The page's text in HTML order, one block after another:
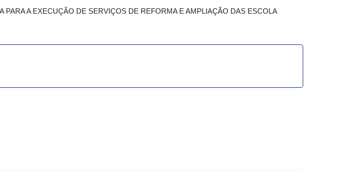
A EXECUÇÃO DE SERVIÇOS DE REFORMA E AMPLIAÇÃO DAS ESCOLA